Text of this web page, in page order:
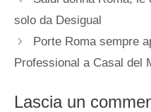
solo da Desigual
Porte Roma sempre
Professional a Casal del
Lascia un